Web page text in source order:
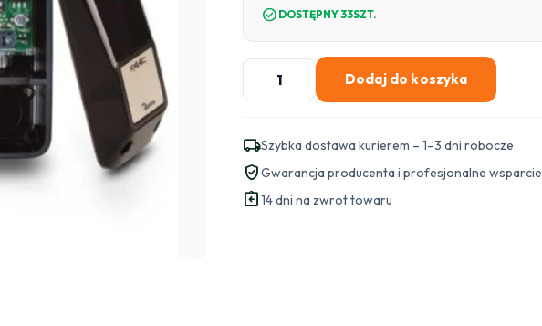
check_circle DOSTĘPNY 33SZT.
ilość
Fotokomórki
XP20BD
"z
regulacją
oka"
Dodaj do koszyka
local_shippingSzybka dostawa kurierem – 1–3 dni robocze
verified_userGwarancja producenta i profesjonalne wsparcie
assignment_return14 dni na zwrot towaru